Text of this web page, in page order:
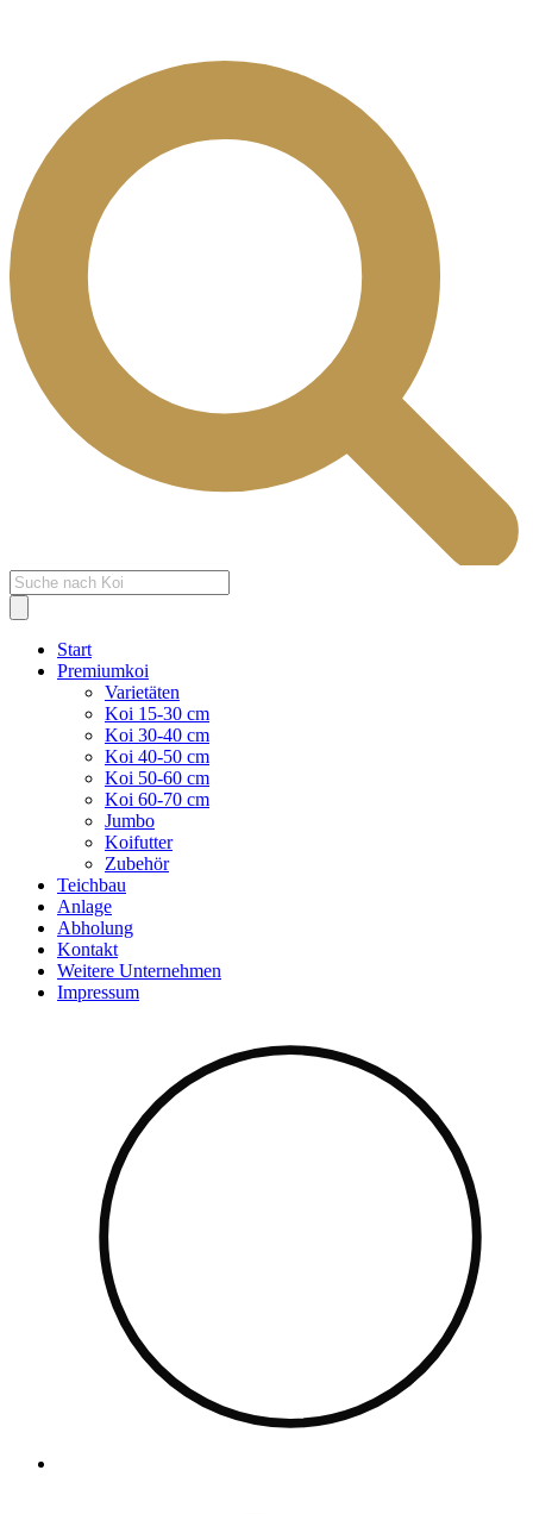
Products
search
Start
Premiumkoi
Varietäten
Koi 15-30 cm
Koi 30-40 cm
Koi 40-50 cm
Koi 50-60 cm
Koi 60-70 cm
Jumbo
Koifutter
Zubehör
Teichbau
Anlage
Abholung
Kontakt
Weitere Unternehmen
Impressum